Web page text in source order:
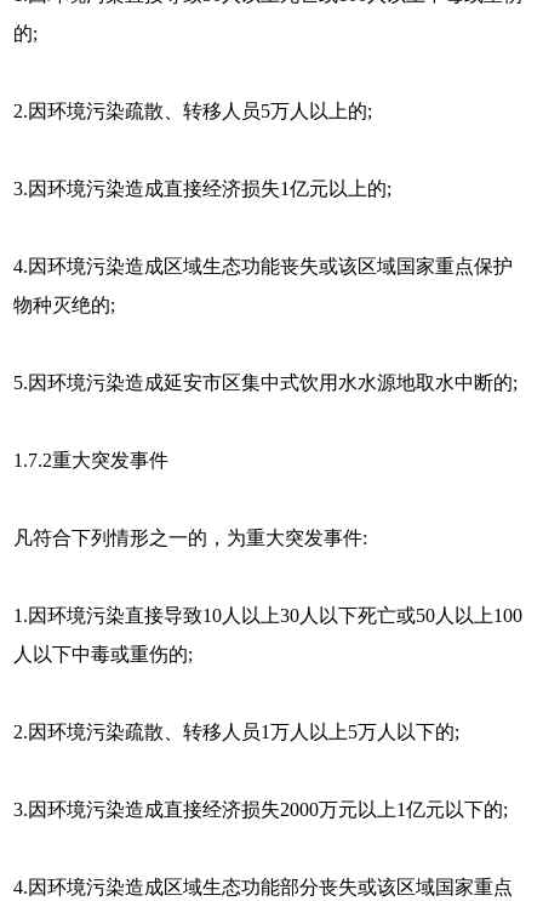
的;
2.因环境污染疏散、转移人员5万人以上的;
3.因环境污染造成直接经济损失1亿元以上的;
4.因环境污染造成区域生态功能丧失或该区域国家重点保护
物种灭绝的;
5.因环境污染造成延安市区集中式饮用水水源地取水中断的;
1.7.2重大突发事件
凡符合下列情形之一的，为重大突发事件:
1.因环境污染直接导致10人以上30人以下死亡或50人以上100
人以下中毒或重伤的;
2.因环境污染疏散、转移人员1万人以上5万人以下的;
3.因环境污染造成直接经济损失2000万元以上1亿元以下的;
4.因环境污染造成区域生态功能部分丧失或该区域国家重点